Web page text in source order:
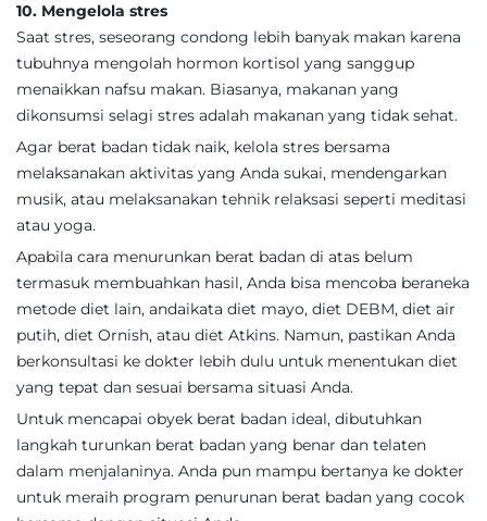
10. Mengelola stres
Saat stres, seseorang condong lebih banyak makan karena
tubuhnya mengolah hormon kortisol yang sanggup
menaikkan nafsu makan. Biasanya, makanan yang
dikonsumsi selagi stres adalah makanan yang tidak sehat.
Agar berat badan tidak naik, kelola stres bersama
melaksanakan aktivitas yang Anda sukai, mendengarkan
musik, atau melaksanakan tehnik relaksasi seperti meditasi
atau yoga.
Apabila cara menurunkan berat badan di atas belum
termasuk membuahkan hasil, Anda bisa mencoba beraneka
metode diet lain, andaikata diet mayo, diet DEBM, diet air
putih, diet Ornish, atau diet Atkins. Namun, pastikan Anda
berkonsultasi ke dokter lebih dulu untuk menentukan diet
yang tepat dan sesuai bersama situasi Anda.
Untuk mencapai obyek berat badan ideal, dibutuhkan
langkah turunkan berat badan yang benar dan telaten
dalam menjalaninya. Anda pun mampu bertanya ke dokter
untuk meraih program penurunan berat badan yang cocok